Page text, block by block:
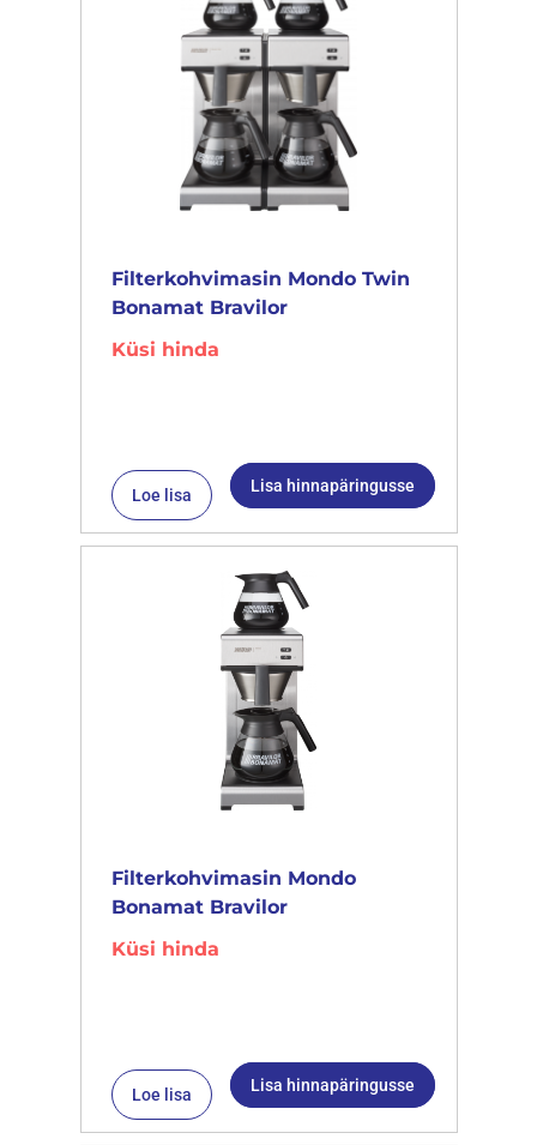
Filterkohvimasin Mondo Twin
Bonamat Bravilor
Küsi hinda
Loe lisa Lisa hinnapäringusse
Filterkohvimasin Mondo
Bonamat Bravilor
Küsi hinda
Loe lisa Lisa hinnapäringusse